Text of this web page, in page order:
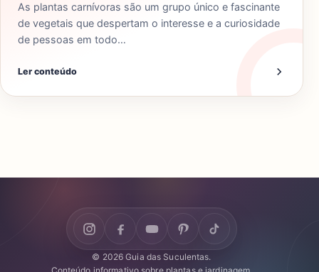
As plantas carnívoras são um grupo único e fascinante
de vegetais que despertam o interesse e a curiosidade
de pessoas em todo…
Ler conteúdo
© 2026 Guia das Suculentas.